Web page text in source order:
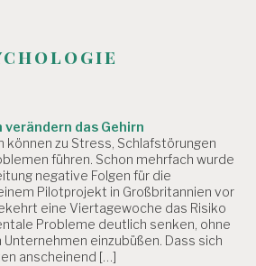
das Gehirn
können zu Stress, Schlafstörungen
führen. Schon mehrfach wurde
negative Folgen für die
Pilotprojekt in Großbritannien vor
eine Viertagewoche das Risiko
Probleme deutlich senken, ohne
einzubüßen. Dass sich
anscheinend […]